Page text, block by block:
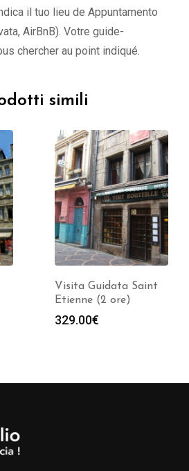
il tuo lieu de Appuntamento
AirBnB). Votre guide-
chercher au point indiqué.
simili
Visita Guidata Saint
Etienne (2 ore)
329.00€